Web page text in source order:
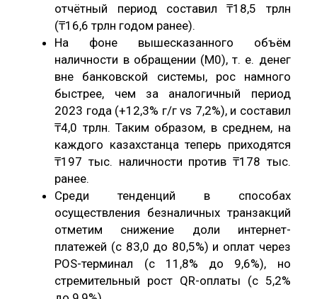
отчётный период составил ₸18,5 трлн
(₸16,6 трлн годом ранее).
На фоне вышесказанного объём
наличности в обращении (M0), т. е. денег
вне банковской системы, рос намного
быстрее, чем за аналогичный период
2023 года (+12,3% г/г vs 7,2%), и составил
₸4,0 трлн. Таким образом, в среднем, на
каждого казахстанца теперь приходятся
₸197 тыс. наличности против ₸178 тыс.
ранее.
Среди тенденций в способах
осуществления безналичных транзакций
отметим снижение доли интернет-
платежей (с 83,0 до 80,5%) и оплат через
POS-терминал (с 11,8% до 9,6%), но
стремительный рост QR-оплаты (с 5,2%